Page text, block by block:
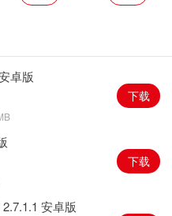
卓版
下载
下载
安卓版